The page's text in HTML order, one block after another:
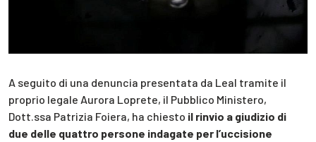
A seguito di una denuncia presentata da Leal tramite il
proprio legale Aurora Loprete, il Pubblico Ministero,
Dott.ssa Patrizia Foiera, ha chiesto il rinvio a giudizio di
due delle quattro persone indagate per l’uccisione